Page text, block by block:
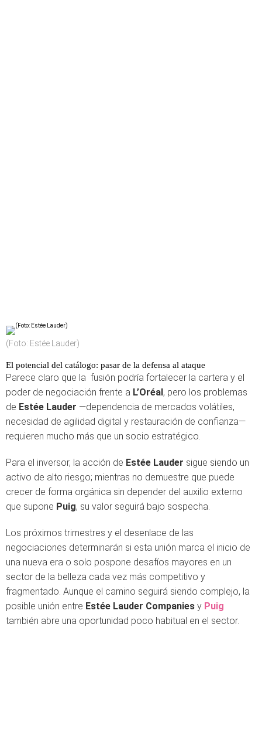
(Foto: Estée Lauder)
El potencial del catálogo: pasar de la defensa al ataque
Parece claro que la fusión podría fortalecer la cartera y el
poder de negociación frente a L’Oréal, pero los problemas
de Estée Lauder —dependencia de mercados volátiles,
necesidad de agilidad digital y restauración de confianza—
requieren mucho más que un socio estratégico.
Para el inversor, la acción de Estée Lauder sigue siendo un
activo de alto riesgo; mientras no demuestre que puede
crecer de forma orgánica sin depender del auxilio externo
que supone Puig, su valor seguirá bajo sospecha.
Los próximos trimestres y el desenlace de las
negociaciones determinarán si esta unión marca el inicio de
una nueva era o solo pospone desafíos mayores en un
sector de la belleza cada vez más competitivo y
fragmentado. Aunque el camino seguirá siendo complejo, la
posible unión entre Estée Lauder Companies y Puig
también abre una oportunidad poco habitual en el sector.